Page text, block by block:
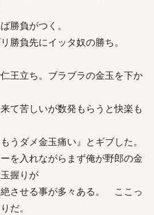
勝負がつく。
勝負先にイッタ奴の勝ち。
王立ち。ブラブラの金玉を下か
て苦しいが数発もらうと快楽も
うダメ金玉痛い』とギブした。
を入れながらまず俺が野郎の金
握りが
させる事が多々ある。 ここっ
だ。